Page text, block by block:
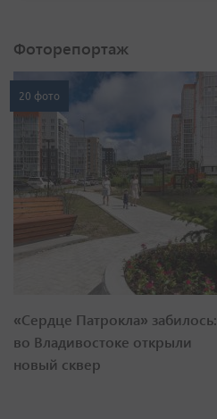
Фоторепортаж
20 фото
«Сердце Патрокла» забилось:
во Владивостоке открыли
новый сквер